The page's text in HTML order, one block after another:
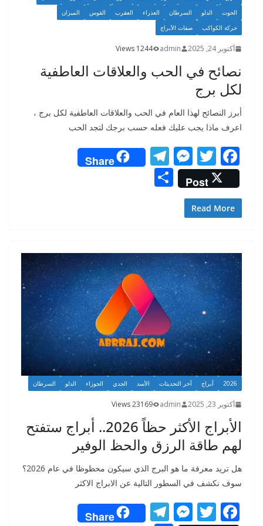
الحوت
الدلو السرطان العذراء العقرب القوس
الميزان
حركة الكواكب
صفات الأبراج
أكتوبر 24, 2025 admin
1244 Views
نصائح في الحب والعلاقات العاطفية
لكل برج
أبرز النصائح لهذا العام في الحب والعلاقات العاطفية لكل برج ،
اعرف ماذا يجب عليك فعله حسب برجك لتجد الحب
F
ac
e
b
o
k
T
w
itt
er
M
e
ss
g
er
T
el
m
Share
Post
Read More
2026 أبراج أخر التحديثات الأسد الجدي الجوزاء الدلو السرطان
أكتوبر 23, 2025 admin
23169 Views
الأبراج الأكثر حظاً 2026.. أبراج ستفتح
لهم طاقة الرزق والحظ الوفير
هل تريد معرفة ما هو البرج الذي سيكون محظوظا في عام 2026؟
سوف نكشف في السطور التالية عن الابراج الاكثر
F
T
M
T
Share